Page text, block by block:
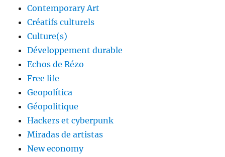
Contemporary Art
Créatifs culturels
Culture(s)
Développement durable
Echos de Rézo
Free life
Geopolítica
Géopolitique
Hackers et cyberpunk
Miradas de artistas
New economy